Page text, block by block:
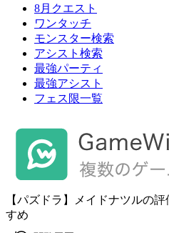
8月クエスト
ワンタッチ
モンスター検索
アシスト検索
最強パーティ
最強アシスト
フェス限一覧
【パズドラ】メイドナツルの
すめ